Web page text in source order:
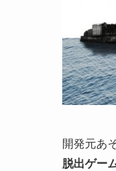
開発元あ
脱出ゲー